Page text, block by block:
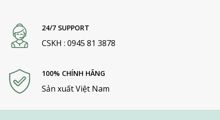
đồ chơi cho
đồ chơi cho bé
tro choi xep
go
đồ chơi trí tuệ
cho bé 3 tuổi
24/7 SUPPORT
CSKH : 0945 81 3878
100% CHÍNH HÃNG
Sản xuất Việt Nam